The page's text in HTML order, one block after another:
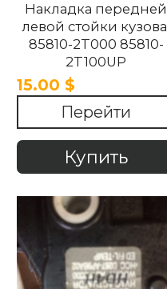
Накладка передней
левой стойки кузова
85810-2T000 85810-
2T100UP
858102T100UP
858102T000 Kia
Optima 2010 -2015.
15.00 $
Перейти
Купить